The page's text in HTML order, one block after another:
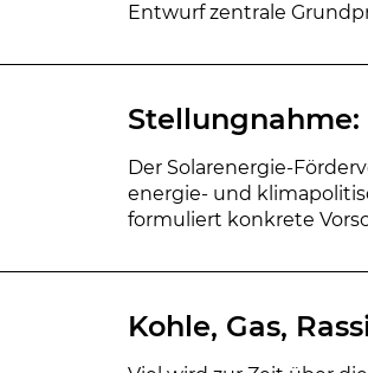
Entwurf zentrale
Stellungnahme:
Der Solarenergie-
energie- und
formuliert konkrete
Kohle, Gas,